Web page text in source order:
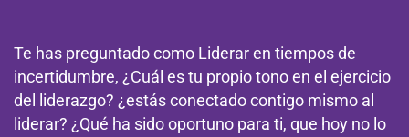
Te has preguntado como Liderar en tiempos de
incertidumbre, ¿Cuál es tu propio tono en el ejercicio
del liderazgo? ¿estás conectado contigo mismo al
liderar? ¿Qué ha sido oportuno para ti, que hoy no lo